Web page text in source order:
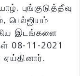
புங்குடுத்தீவு
பெல்ஜியம்
இடங்களை
08-11-2021